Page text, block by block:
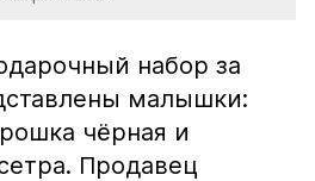
набор за
малышки:
чёрная и
Продавец